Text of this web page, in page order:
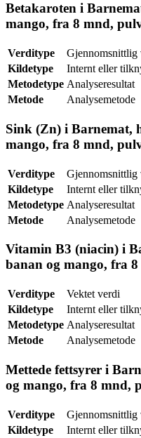
Betakaroten i
mango, fra 8 mnd,
Verditype
Gjennomsnittlig
Kildetype
Internt eller
Metodetype Analyseresultat
Metode
Analysemetode
Sink (Zn) i Barnemat,
mango, fra 8 mnd,
Verditype
Gjennomsnittlig
Kildetype
Internt eller
Metodetype Analyseresultat
Metode
Analysemetode
Vitamin B3 (niacin) i
banan og mango, fra
Verditype
Vektet verdi
Kildetype
Internt eller
Metodetype Analyseresultat
Metode
Analysemetode
Mettede fettsyrer i
og mango, fra 8 mnd,
Verditype
Gjennomsnittlig
Kildetype
Internt eller